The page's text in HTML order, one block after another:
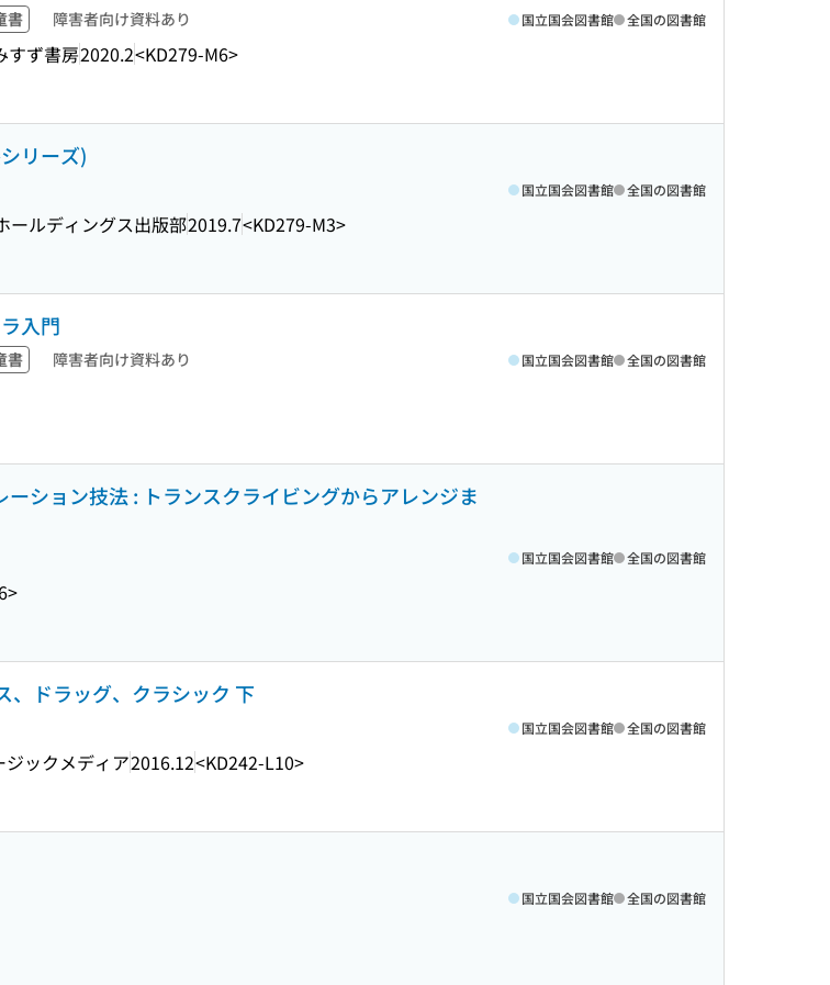
書 障害者向け資料あり
すず書房2020.2<KD279-M6>
国立国会図書館 全国の図書館
リーズ)
ールディングス出版部2019.7<KD279-M3>
国立国会図書館 全国の図書館
入門
書 障害者向け資料あり 国立国会図書館 全国の図書館
ション技法 : トランスクライビングからアレンジま
国立国会図書館 全国の図書館
、ドラッグ、クラシック 下
ックメディア2016.12<KD242-L10>
国立国会図書館 全国の図書館
国立国会図書館 全国の図書館